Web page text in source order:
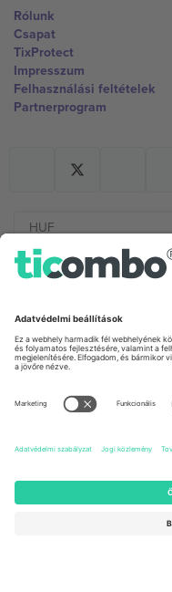
Rólunk
Csapat
TixProtect
Impresszum
Felhasználási feltételek
Partnerprogram
Germany
Unter den Linden 24, 10117
Berlin, Germany
Newark, Delaware 19713,
States